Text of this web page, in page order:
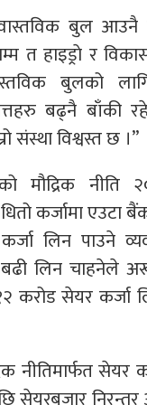
वास्तविक बुल
त हाइड्राे र
बुलको
बढ्नै बाँकी
संस्था विश्वस्त छ ।”
मौद्रिक
कर्जामा एउटा
लिन पाउने
बढी लिन चाहनेले
करोड सेयर कर्जा
नीतिमार्फत सेयर